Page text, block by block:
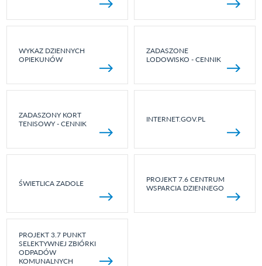
WYKAZ DZIENNYCH
OPIEKUNÓW
ZADASZONE
LODOWISKO - CENNIK
ZADASZONY KORT
TENISOWY - CENNIK
INTERNET.GOV.PL
ŚWIETLICA ZADOLE
PROJEKT 7.6 CENTRUM
WSPARCIA DZIENNEGO
PROJEKT 3.7 PUNKT
SELEKTYWNEJ ZBIÓRKI
ODPADÓW
KOMUNALNYCH